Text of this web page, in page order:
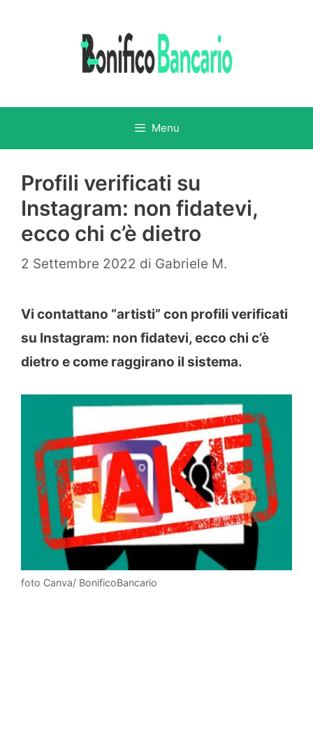
Menu
Profili verificati su
Instagram: non fidatevi,
ecco chi c’è dietro
2 Settembre 2022 di Gabriele M.
Vi contattano “artisti” con profili verificati
su Instagram: non fidatevi, ecco chi c’è
dietro e come raggirano il sistema.
foto Canva/ BonificoBancario